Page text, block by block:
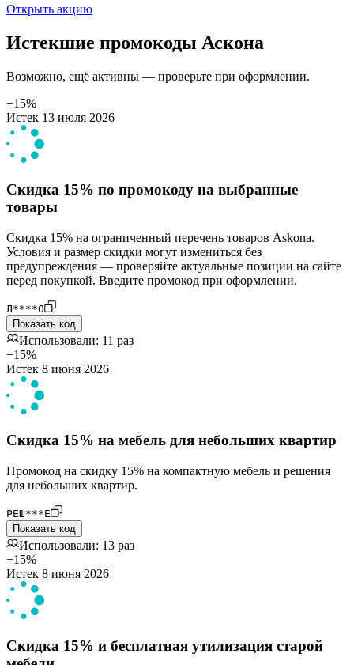
Открыть акцию
Истекшие промокоды Аскона
Возможно, ещё активны — проверьте при оформлении.
−15%
Истек 13 июля 2026
Скидка 15% по промокоду на выбранные
товары
Скидка 15% на ограниченный перечень товаров Askona.
Условия и размер скидки могут измениться без
предупреждения — проверяйте актуальные позиции на сайте
перед покупкой. Введите промокод при оформлении.
Л****О
Показать код
Использовали: 11 раз
−15%
Истек 8 июня 2026
Скидка 15% на мебель для небольших квартир
Промокод на скидку 15% на компактную мебель и решения
для небольших квартир.
РЕШ***Е
Показать код
Использовали: 13 раз
−15%
Истек 8 июня 2026
Скидка 15% и бесплатная утилизация старой